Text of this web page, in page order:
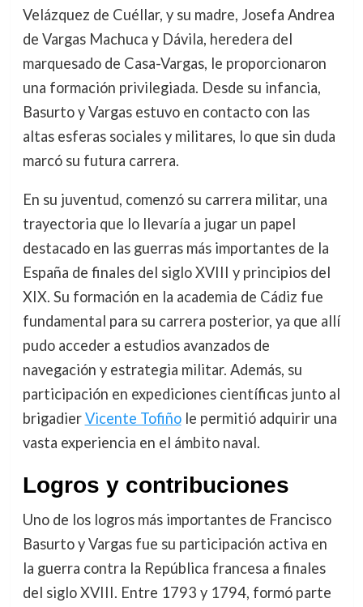
Velázquez de Cuéllar, y su madre, Josefa Andrea
de Vargas Machuca y Dávila, heredera del
marquesado de Casa-Vargas, le proporcionaron
una formación privilegiada. Desde su infancia,
Basurto y Vargas estuvo en contacto con las
altas esferas sociales y militares, lo que sin duda
marcó su futura carrera.
En su juventud, comenzó su carrera militar, una
trayectoria que lo llevaría a jugar un papel
destacado en las guerras más importantes de la
España de finales del siglo XVIII y principios del
XIX. Su formación en la academia de Cádiz fue
fundamental para su carrera posterior, ya que allí
pudo acceder a estudios avanzados de
navegación y estrategia militar. Además, su
participación en expediciones científicas junto al
brigadierVicente Tofiñole permitió adquirir una
vasta experiencia en el ámbito naval.
Logros y contribuciones
Uno de los logros más importantes de Francisco
Basurto y Vargas fue su participación activa en
la guerra contra la República francesa a finales
del siglo XVIII. Entre 1793 y 1794, formó parte